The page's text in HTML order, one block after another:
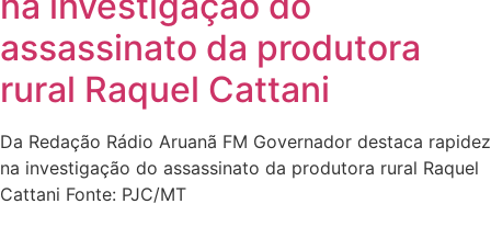
assassinato da produtora
rural Raquel Cattani
Da Redação Rádio Aruanã FM Governador destaca rapidez
na investigação do assassinato da produtora rural Raquel
Cattani Fonte: PJC/MT